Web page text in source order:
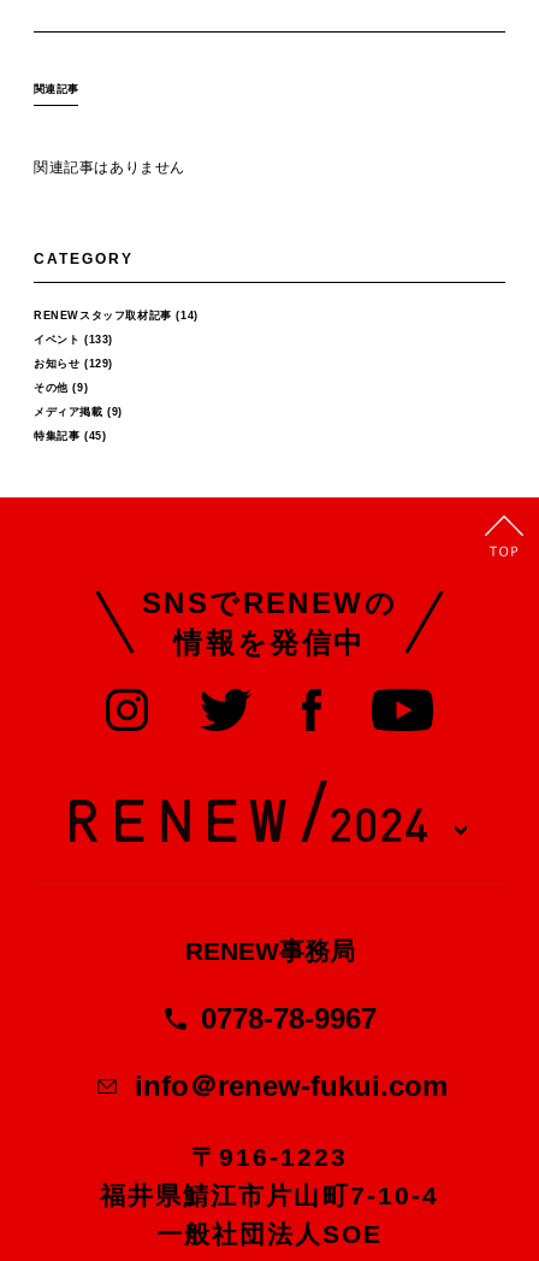
関連記事
関連記事はありません
CATEGORY
RENEWスタッフ取材記事 (14)
イベント (133)
お知らせ (129)
その他(9)
メディア掲載 (9)
特集記事 (45)
SNSでRENEWの
情報を発信中
RENEW事務局
0778-78-9967
info＠renew-fukui.com
〒916-1223
福井県鯖江市片山町7-10-4
一般社団法人SOE